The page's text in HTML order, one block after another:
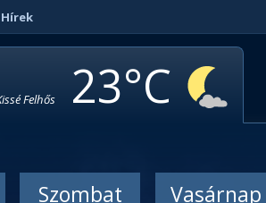
Hírek
Felhős 23
Szombat Vasárnap